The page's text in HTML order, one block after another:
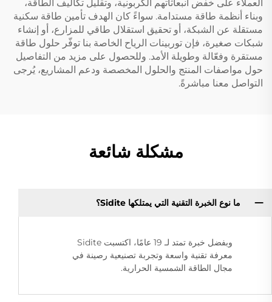
العملاء على خفض انبعاثاتهم الكربونية، وتقليل تكاليف الطاقة،
وبناء أنظمة طاقة مستدامة. سواءً كان الهدف تأمين طاقة سكنية
مستقلة عن الشبكة، أو تحقيق استقلال طاقي للمزارع، أو إنشاء
شبكات صغيرة، فإن توربينات الرياح الخاصة بنا توفّر حلول طاقة
مستقرة وفعّالة وطويلة الأمد. وللحصول على مزيد من التفاصيل
حول مواصفات المنتج والحلول المخصصة ودعم المشاريع، يُرجى
التواصل معنا مباشرةً.
مشكلة شائعة
ما نوع الخبرة التقنية التي يمتلكها Sidite؟
وبفضل خبرة تمتد لـ 19 عامًا، اكتسبت Sidite
معرفة تقنية واسعة وتجربة تصنيعية رصينة في
مجال الطاقة الشمسية الحرارية.